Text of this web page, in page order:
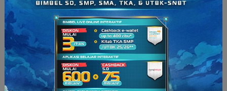
Orang tua memiliki anak yang suka belajar bahasa asing?
Mungkin profesi yang satu ini cocok untuk mereka.
Penerjemah akan sangat dibutuhkan jasanya di masa
mendatang, khususnya di duniamarketplace.
Banyaknya perusahaan asing yang membuka bisnis di
Indonesia atau sebaliknya, membuat lowongan pekerjaan di
bidang ini akan semakin meningkat. Seorang penerjemah